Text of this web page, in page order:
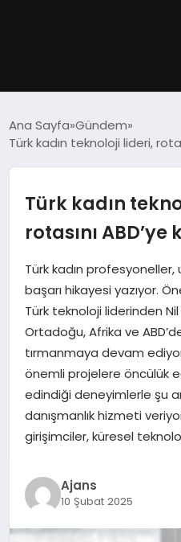
EĞITIM
EKONOMI
MAGAZIN
SAĞLIK
SIYASET
SPOR
TEKNOLOJI
YAŞAM
Ana Sayfa Gündem
Türk kadın teknoloji lideri,
Türk kadın
rotasını ABD’ye
Türk kadın
başarı hikayesi yazıyor.
Türk teknoloji liderinden Nil
Ortadoğu, Afrika ve
tırmanmaya devam
önemli projelere öncülük
edindiği deneyimlerle şu
danışmanlık hizmeti
girişimciler, küresel
Ajans
10 Şubat 2025